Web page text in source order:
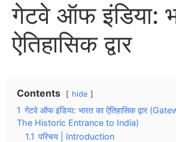
गेटवे ऑफ इंडिया:
ऐतिहासिक द्वार
Contents hide
1 गेटवे ऑफ इंडिया: भारत का ऐतिहासिक द्वार
The Historic Entrance to India)
1.1 परिचय | Introduction